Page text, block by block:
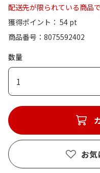
配送先が限られている商品で
獲得ポイント： 54 pt
商品番号
8075592402
数量
1
お気